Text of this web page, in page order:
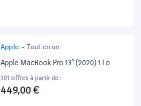
Apple - Tout en un
Apple MacBook Pro 13” (2020) 1To
301 offres à partir de :
449,00 €